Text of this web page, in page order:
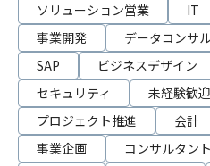
ソリューション営業
IT
事業開発
データコンサ
SAP
ビジネスデザイン
セキュリティ
未経験歓迎
プロジェクト推進
会計
事業企画
コンサルタント